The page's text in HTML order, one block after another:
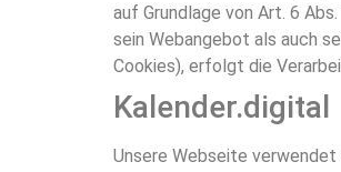
auf Grundlage von Art. 6
sein Webangebot als auch
Cookies), erfolgt die
Kalender.digital
Unsere Webseite verwendet